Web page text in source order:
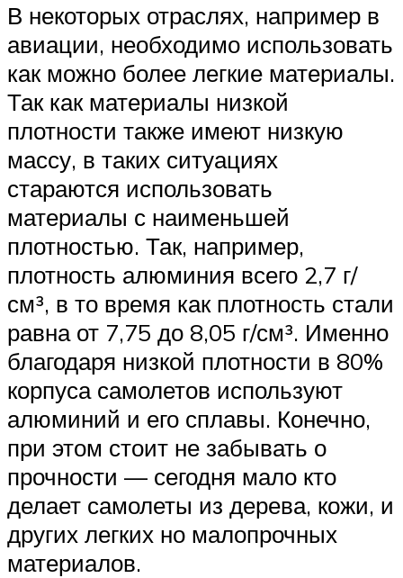
В некоторых отраслях, например в
авиации, необходимо использовать
как можно более легкие материалы.
Так как материалы низкой
плотности также имеют низкую
массу, в таких ситуациях
стараются использовать
материалы с наименьшей
плотностью. Так, например,
плотность алюминия всего 2,7 г/
см³, в то время как плотность стали
равна от 7,75 до 8,05 г/см³. Именно
благодаря низкой плотности в 80%
корпуса самолетов используют
алюминий и его сплавы. Конечно,
при этом стоит не забывать о
прочности — сегодня мало кто
делает самолеты из дерева, кожи, и
других легких но малопрочных
материалов.